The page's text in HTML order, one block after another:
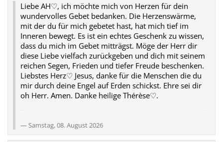
Liebe AH♡, ich möchte mich von Herzen für dein
wundervolles Gebet bedanken. Die Herzenswärme,
mit der du für mich gebetet hast, hat mich tief im
Inneren bewegt. Es ist ein echtes Geschenk zu wissen,
dass du mich im Gebet mitträgst. Möge der Herr dir
diese Liebe vielfach zurückgeben und dich mit seinem
reichen Segen, Frieden und tiefer Freude beschenken.
Liebstes Herz♡ Jesus, danke für die Menschen die du
mir durch deine Engel auf Erden schickst. Ehre sei dir
oh Herr. Amen. Danke heilige Thérèse♡.
Samstag, 08. August 2026